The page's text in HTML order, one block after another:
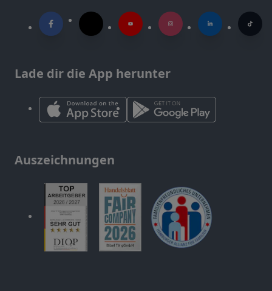
Lade dir die App herunter
Auszeichnungen